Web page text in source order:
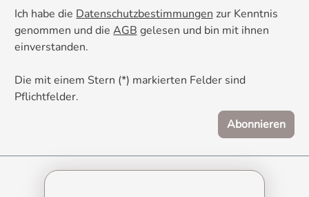
Ich habe die Datenschutzbestimmungen zur Kenntnis
genommen und die AGB gelesen und bin mit ihnen
einverstanden.
Die mit einem Stern (*) markierten Felder sind
Pflichtfelder.
Abonnieren